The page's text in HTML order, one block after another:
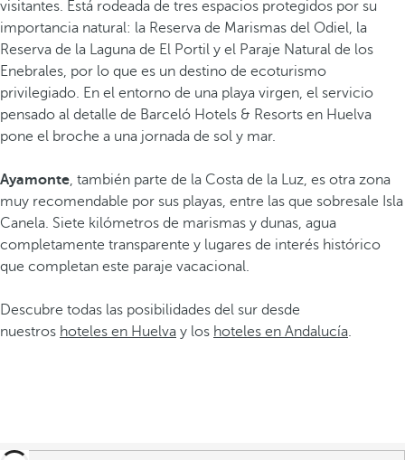
visitantes. Está rodeada de tres espacios protegidos por su
importancia natural: la Reserva de Marismas del Odiel, la
Reserva de la Laguna de El Portil y el Paraje Natural de los
Enebrales, por lo que es un destino de ecoturismo
privilegiado. En el entorno de una playa virgen, el servicio
pensado al detalle de Barceló Hotels & Resorts en Huelva
pone el broche a una jornada de sol y mar.
Ayamonte, también parte de la Costa de la Luz, es otra zona
muy recomendable por sus playas, entre las que sobresale Isla
Canela. Siete kilómetros de marismas y dunas, agua
completamente transparente y lugares de interés histórico
que completan este paraje vacacional.
Descubre todas las posibilidades del sur desde
nuestros hoteles en Huelva y los hoteles en Andalucía.